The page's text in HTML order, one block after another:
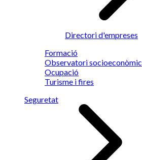
Directori d'empreses
Formació
Observatori socioeconòmic
Ocupació
Turisme i fires
Seguretat